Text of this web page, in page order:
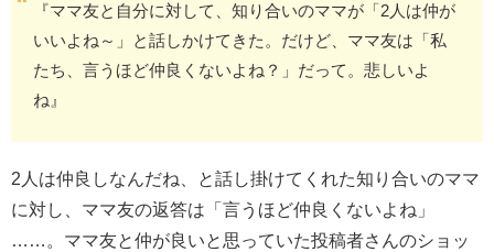
『ママ友と自分に対して、知り合いのママが「2人は仲が
いいよね～」と話しかけてきた。だけど、ママ友は「私
たち、言うほど仲良くないよね？」だって。悲しいよ
ね』
2人は仲良しなんだね、と話し掛けてくれた知り合いのママ
に対し、ママ友の返答は「言うほど仲良くないよね」
……。ママ友と仲が良いと思っていた投稿者さんのショッ